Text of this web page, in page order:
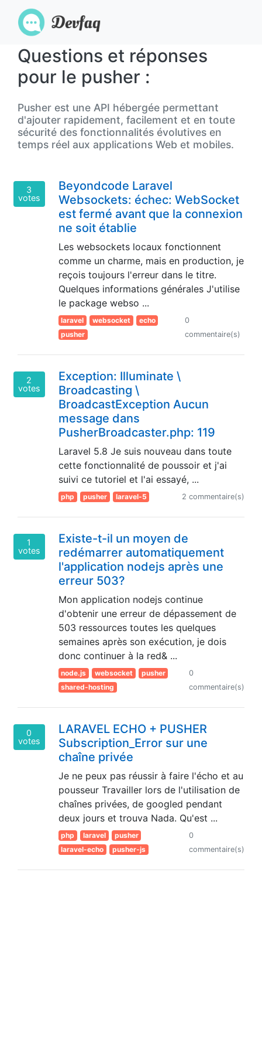
Questions et réponses
pour le pusher :
Pusher est une API hébergée permettant
d'ajouter rapidement, facilement et en toute
sécurité des fonctionnalités évolutives en
temps réel aux applications Web et mobiles.
3
votes
Beyondcode Laravel
Websockets: échec: WebSocket
est fermé avant que la connexion
ne soit établie
Les websockets locaux fonctionnent
comme un charme, mais en production, je
reçois toujours l'erreur dans le titre.
Quelques informations générales J'utilise
le package webso ...
laravel websocket
echo
pusher
0
commentaire(s)
2
votes
Exception: Illuminate \
Broadcasting \
BroadcastException Aucun
message dans
PusherBroadcaster.php: 119
Laravel 5.8 Je suis nouveau dans toute
cette fonctionnalité de poussoir et j'ai
suivi ce tutoriel et l'ai essayé, ...
php pusher laravel-5 2 commentaire(s)
1
votes
Existe-t-il un moyen de
redémarrer automatiquement
l'application nodejs après une
erreur 503?
Mon application nodejs continue
d'obtenir une erreur de dépassement de
503 ressources toutes les quelques
semaines après son exécution, je dois
donc continuer à la red& ...
node.js websocket
pusher
shared-hosting
0
commentaire(s)
0
votes
LARAVEL ECHO + PUSHER
Subscription_Error sur une
chaîne privée
Je ne peux pas réussir à faire l'écho et au
pousseur Travailler lors de l'utilisation de
chaînes privées, de googled pendant
deux jours et trouva Nada. Qu'est ...
php laravel
pusher
laravel-echo
pusher-js
0
commentaire(s)